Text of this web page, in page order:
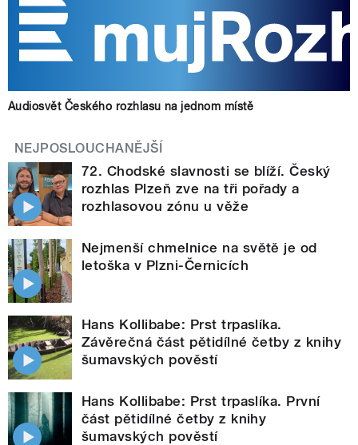
Audiosvět Českého rozhlasu na jednom místě
NEJPOSLOUCHANĚJŠÍ
72. Chodské slavnosti se blíží. Český
rozhlas Plzeň zve na tři pořady a
rozhlasovou zónu u věže
Nejmenší chmelnice na světě je od
letoška v Plzni-Černicích
Hans Kollibabe: Prst trpaslíka.
Závěrečná část pětidílné četby z knihy
šumavských pověstí
Hans Kollibabe: Prst trpaslíka. První
část pětidílné četby z knihy
šumavských pověstí